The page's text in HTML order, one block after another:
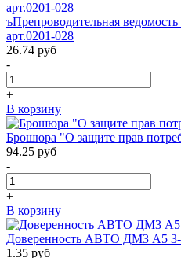
ъПрепроводительная
арт.0201-028
26.74 руб
-
+
В корзину
Брошюра "О защите прав
94.25 руб
-
+
В корзину
Доверенность АВТО ДМ3 А5 3-
1.35 руб